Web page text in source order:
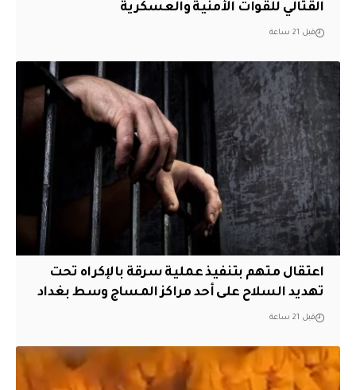
القتالي للقوات الأمنية والعسكرية
قبل 21 ساعة
اعتقال متهم بتنفيذ عملية سرقة بالإكراه تحت
تهديد السلاح على أحد مراكز المساج وسط بغداد
قبل 21 ساعة